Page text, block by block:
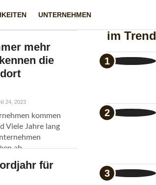
UNTERNEHMEN
mehr
die
24, 2023
kommen
Viele Jahre lang
ab....
für
im Trend